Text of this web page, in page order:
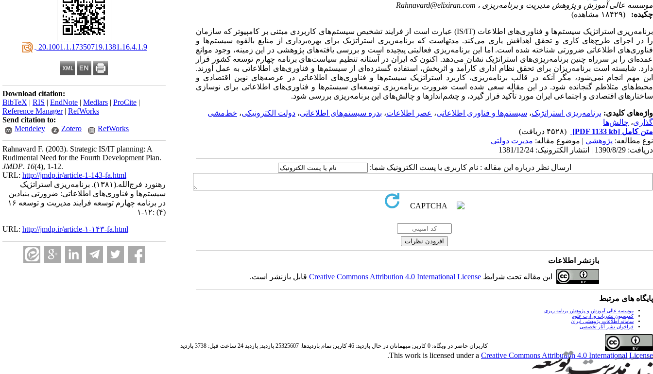
‎ 20.1001.1.17350719.1381.16.4.1.9
Download citation:
BibTeX | RIS | EndNote | Medlars | ProCite |
Reference Manager| RefWorks
Send citation to:
Mendeley
Zotero RefWorks
Rahnavard F. (2003). Strategic IS/IT planning: A
Rudimental Need for the Fourth Development Plan.
JMDP. 16(4), 1-12.
URL: http://jmdp.ir/article-1-143-fa.html
رهنورد فرج‌الله.(۱۳۸۱).
برنامه‌ریزی استراتژیک
سیستم‌ها و فناوری‌های اطلاعاتی: ضرورتی بنیادین
در برنامه چهارم توسعه فرایند مدیریت و توسعه ۱۶
(۴) :۱۲-۱
URL: http://jmdp.ir/article-۱-۱۴۳-fa.html
موسسه عالی آموزش و پژوهش مدیریت و برنامه‌ریزی ، Rahnavard@elixiran.com
چکیده:
(۱۸۴۲۹ مشاهده)
برنامه‌ریزی استراتژیک سیستم‌ها و فناوری‌های اطلاعات (IS/IT) عبارت است از فرایند تشخیص سیستم‌های کاربردی مبتنی بر کامپیوتر که سازمان
را در اجرای طرح‌های کاری و تحقق اهدافش یاری می‌کند. مدتهاست که برنامه‌ریزی استراتژیک برای بهره‌برداری از منابع بالقوه سیستم‌ها و
فناوری‌های اطلاعاتی ضرورتی شناخته شده است. اما این برنامه‌ریزی فعالیتی پیچیده است و بررسی یافته‌های پژوهشی در این زمینه، وجود موانع
عمده‌ای را بر سرراه چنین برنامه‌ریزی‌های استراتژیک نشان می‌دهد. اکنون که ایران در آستانه تنظیم سیاست‌های برنامه چهارم توسعه کشور قرار
دارد. شایسته است برنامه‌ریزان برای تحقق نظام اداری کارآمد و اثربخش، استفاده گسترده‌ای از سیستم‌ها و فناوری‌های اطلاعاتی به عمل آورند.
این مهم انجام نمی‌شود، مگر آنکه در قالب برنامه‌ریزی، کاربرد استراتژیک سیستم‌ها و فناوری‌های اطلاعاتی در عرصه‌های نوین اقتصادی و
محیط‌های متلاطم گنجانده شود. در این مقاله سعی شده است ضرورت برنامه‌ریزی توسعه‌ای سیستم‌ها و فناوری‌های اطلاعاتی برای نوسازی
ساختارهای اقتصادی و اجتماعی ایران مورد تأکید قرار گیرد، و چشم‌اندازها و چالش‌های این برنامه‌ریزی بررسی شود.
واژه‌های کلیدی: برنامه‌ریزی استراتژیک، سیستم‌ها و فناوری اطلاعاتی، عصر اطلاعات، بدره سیستم‌های اطلاعاتی، دولت الکترونیکی، خط‌مشی
گذاری، چالش‌ها
متن کامل [PDF 1133 kb]
(۴۵۲۸ دریافت)
نوع مطالعه: پژوهشي | موضوع مقاله: مدیرت دولتی
دریافت: 1390/8/29 | انتشار الکترونیک: 1381/12/24
ارسال نظر درباره این مقاله : نام کاربری یا پست الکترونیک شما:
بازنشر اطلاعات
این مقاله تحت شرایط Creative Commons Attribution 4.0 International Licenseقابل بازنشر است.
پایگاه های مرتبط
موسسه عالی آموزش و پژوهش برنامه ریزی
کمیسیون نشریات وزارت علوم
سامانه اطلاعات پژوهشی ایران
فراخوان نشر آثار تخصصی
This work is licensed under a Creative Commons Attribution 4.0 International License
.
کاربران حاضر در وبگاه: 0 کاربر; میهمانان در حال بازدید: 46 کاربر; تمام بازدید‌ها: 25325607 بازدید; بازدید 24 ساعت قبل: 3738 بازدید